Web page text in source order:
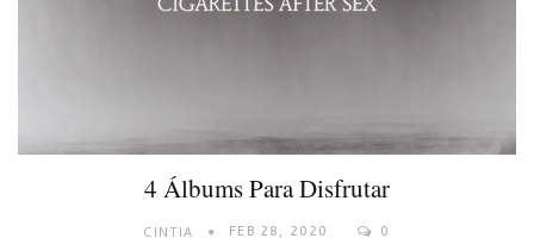
4 Álbums Para Disfrutar
CINTIA FEB 28, 2020 0